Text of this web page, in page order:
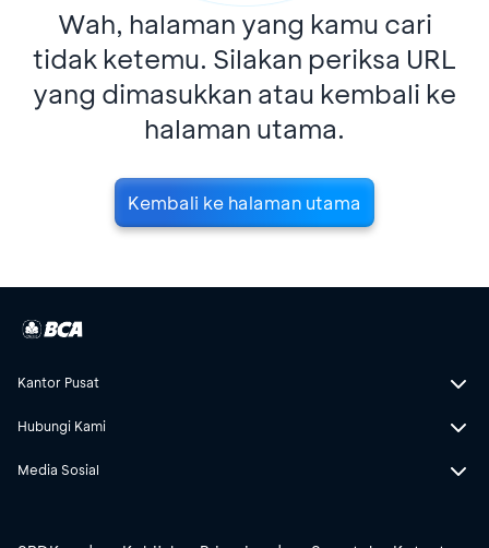
Wah, halaman yang kamu cari
tidak ketemu. Silakan periksa URL
yang dimasukkan atau kembali ke
halaman utama.
Kembali ke halaman utama
Kantor Pusat
Hubungi Kami
Media Sosial